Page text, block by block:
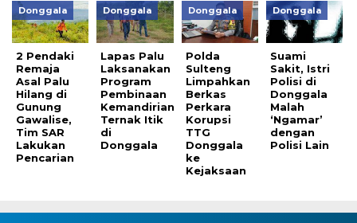
Donggala
2 Pendaki
Remaja
Asal Palu
Hilang di
Gunung
Gawalise,
Tim SAR
Lakukan
Pencarian
Donggala
Lapas Palu
Laksanakan
Program
Pembinaan
Kemandirian
Ternak Itik
di
Donggala
Donggala
Polda
Sulteng
Limpahkan
Berkas
Perkara
Korupsi
TTG
Donggala
ke
Kejaksaan
Donggala
Suami
Sakit, Istri
Polisi di
Donggala
Malah
‘Ngamar’
dengan
Polisi Lain